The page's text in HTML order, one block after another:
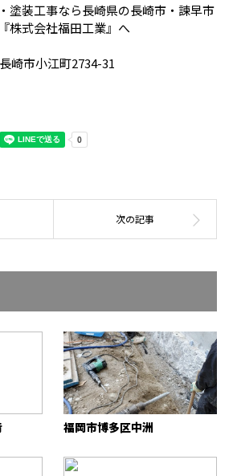
塗装工事なら長崎県の長崎市・諫早市
株式会社福田工業』へ
崎市小江町2734-31
福岡市博多区中洲